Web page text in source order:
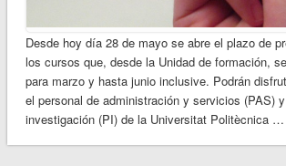
Desde hoy día 28 de mayo se abre el plazo de
los cursos que, desde la Unidad de formación,
para marzo y hasta junio inclusive. Podrán
el personal de administración y servicios (PAS)
investigación (PI) de la Universitat Politècnica …